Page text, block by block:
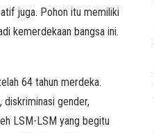
juga. Pohon itu memiliki
kemerdekaan bangsa ini.
64 tahun merdeka.
diskriminasi gender,
LSM-LSM yang begitu